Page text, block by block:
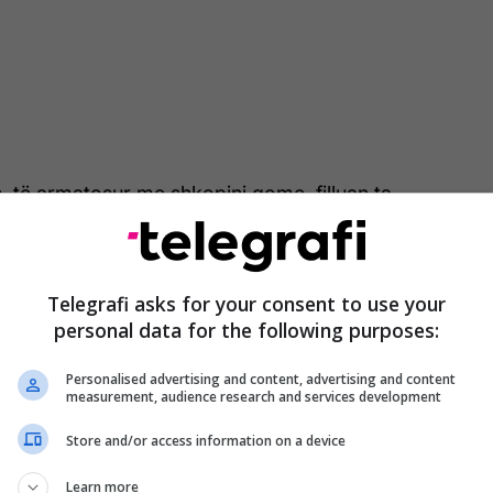
të armatosur me shkopinj gome, filluan ta
pas së cilës sulmuan fizikisht shoferin.
edhe piroteknikë, dhe sulmuesit hodhën
prandaj, sipas informacioneve fillestare,
jutros napali vozača na magistralnom putu
Napad se desio u mjestu Potoci. Napadači su
Video:https://t.co/2c9q0iJI8L
0JAvnIL6BX
Telegrafi asks for your consent to use your
personal data for the following purposes:
Personalised advertising and content, advertising and content
measurement, audience research and services development
Store and/or access information on a device
Learn more